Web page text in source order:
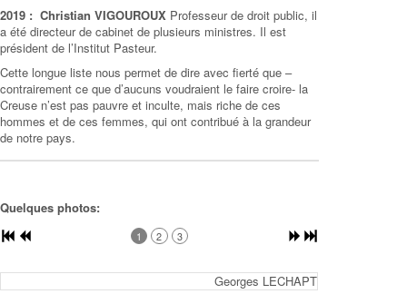
2019 : Christian VIGOUROUX Professeur de droit public, il
a été directeur de cabinet de plusieurs ministres. Il est
président de l’Institut Pasteur.
Cette longue liste nous permet de dire avec fierté que –
contrairement ce que d’aucuns voudraient le faire croire- la
Creuse n’est pas pauvre et inculte, mais riche de ces
hommes et de ces femmes, qui ont contribué à la grandeur
de notre pays.
Quelques photos:
1 2 3
Georges LECHAPT